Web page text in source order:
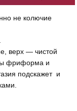
не колючие
верх — чистой
фриформа и
подскажет и